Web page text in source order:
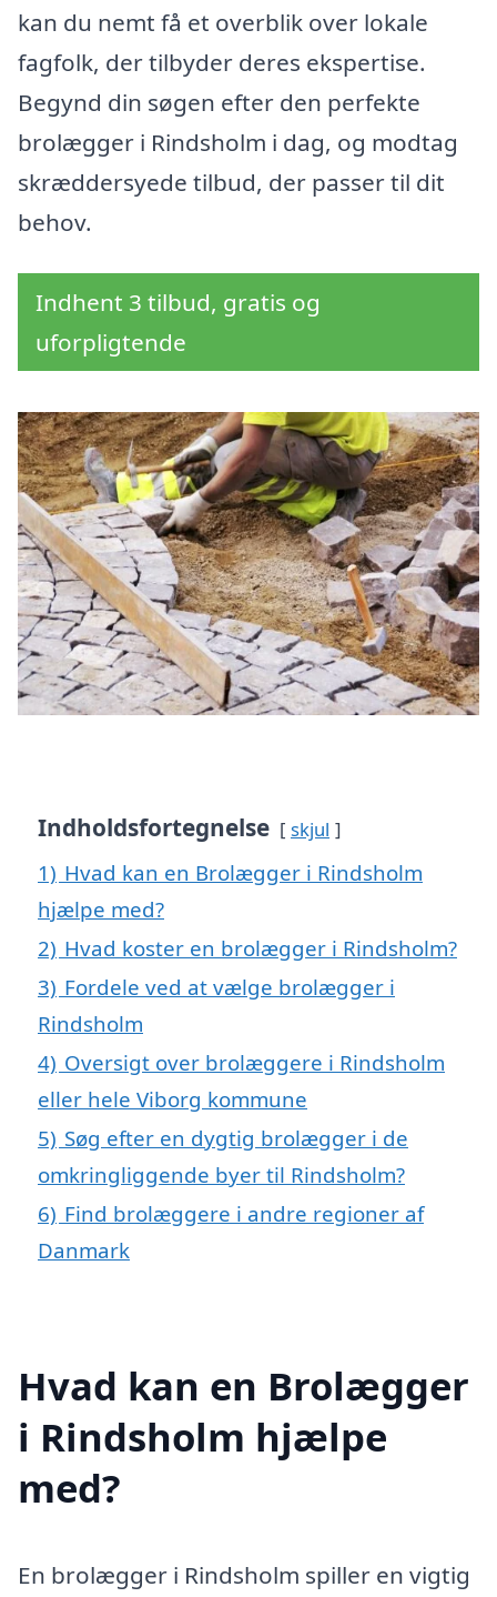
kan du nemt få et overblik over lokale
fagfolk, der tilbyder deres ekspertise.
Begynd din søgen efter den perfekte
brolægger i Rindsholm i dag, og modtag
skræddersyede tilbud, der passer til dit
behov.
Indhent 3 tilbud, gratis og
uforpligtende
Indholdsfortegnelse skjul
1) Hvad kan en Brolægger i Rindsholm
hjælpe med?
2) Hvad koster en brolægger i Rindsholm?
3) Fordele ved at vælge brolægger i
Rindsholm
4) Oversigt over brolæggere i Rindsholm
eller hele Viborg kommune
5) Søg efter en dygtig brolægger i de
omkringliggende byer til Rindsholm?
6) Find brolæggere i andre regioner af
Danmark
Hvad kan en Brolægger
i Rindsholm hjælpe
med?
En brolægger i Rindsholm spiller en vigtig